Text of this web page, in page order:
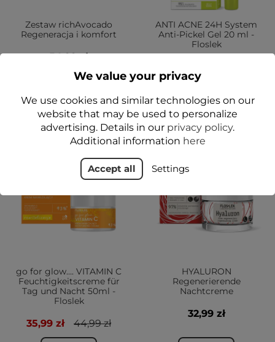
Zestaw richAvocado
Regeneracja i komfort
54,99 zł
ANTI ACNE 24H System
Anti-Pickel Gel 20 ml -
Floslek
go for glow…. VITAMIN C
Feuchtigkeitscreme für
Tag und Nacht 50ml -
Floslek
35,99 zł 44,99 zł
JA
HYALURON
Regenerierende
Nachtcreme
32,99 zł
We value your privacy
We use cookies and similar technologies on our
website that may be used to personalize
advertising. Details in our privacy policy.
Additional information here
Accept all Settings